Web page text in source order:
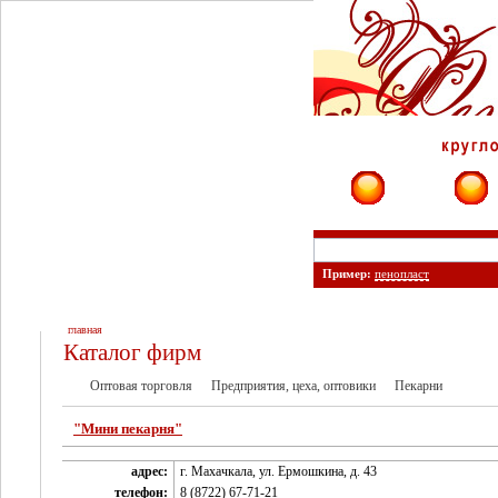
Пример: пенопласт
главная
Каталог фирм
Оптовая торговля Предприятия, цеха, оптовики Пекарни
"Мини пекарня"
адрес:
г. Махачкала, ул. Ермошкина, д. 43
телефон:
8 (8722) 67-71-21